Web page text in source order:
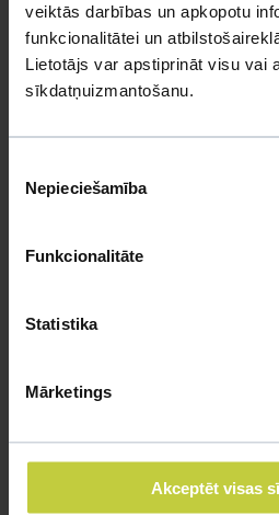
veiktās darbības un apkopotu
funkcionalitātei un
Lietotājs var apstiprināt visu vai
sīkdatņuizmantošanu.
izvēle
Nepieciešamība
Funkcionalitāte
Statistika
Mārketings
Akceptēt visas